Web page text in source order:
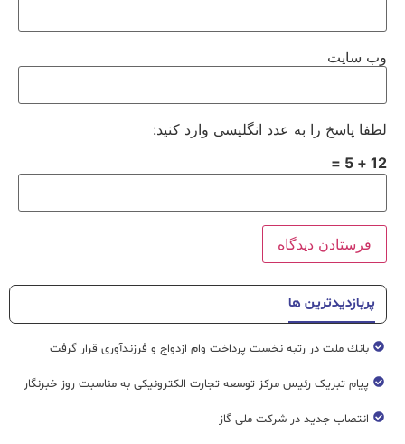
وب‌ سایت
لطفا پاسخ را به عدد انگلیسی وارد کنید:
12 + 5 =
پربازدیدترین ها
بانك ملت در رتبه نخست پرداخت وام ازدواج و فرزندآوری قرار گرفت
پیام تبریک رئیس مرکز توسعه تجارت الکترونیکی به مناسبت روز خبرنگار
انتصاب جدید در شرکت ملی گاز